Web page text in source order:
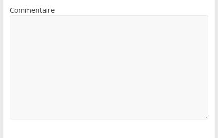
Commentaire